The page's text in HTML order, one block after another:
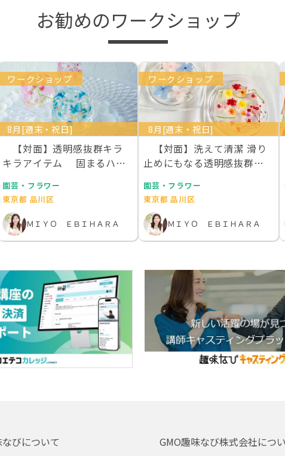
お勧めのワークショップ
ワークショップ
8月[週末・祝日]
【対面】透明感抜群キラ
キラアイテム 固まるハー
園芸・フラワー
東京都 品川区
ＭＩＹＯ ＥＢＩＨＡＲＡ
ワークショップ
8月[週末・祝日]
【対面】洗えて清潔 滑り
止めにもなる透明感抜群の
園芸・フラワー
東京都 品川区
ＭＩＹＯ ＥＢＩＨＡＲＡ
びについて GMO趣味なび株式会社につ